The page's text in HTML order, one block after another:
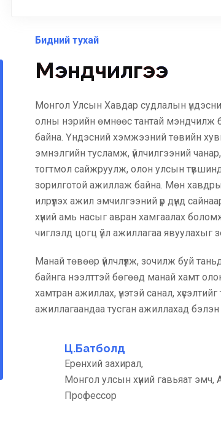
Бидний тухай
Мэндчилгээ
Монгол Улсын Хавдар судлалын
олны нэрийн өмнөөс тантай мэндчилж
байна. Үндэсний хэмжээний төвийн
эмнэлгийн тусламж, үйлчилгээний
тогтмол сайжруулж, олон улсын түвшинд
зорилготой ажиллаж байна. Мөн
илрүүлэх ажил эмчилгээний үр дүнд
хүний амь насыг авран хамгаалах
чиглэлд цогц үйл ажиллагаа явуулахыг
Манай төвөөр үйлчлүүлж, зочилж буй
байнга нээлттэй бөгөөд манай хамт
хамтран ажиллах, үнэтэй санал, хүсэлтийг
ажиллагаандаа тусган ажиллахад бэлэн
Ц.Батболд
Ерөнхий захирал,
Монгол улсын хүний гавьяат
Профессор